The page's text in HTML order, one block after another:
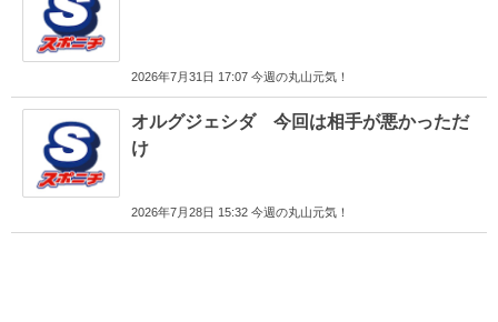
2026年7月31日 17:07 今週の丸山元気！
オルグジェシダ 今回は相手が悪かっただ
け
2026年7月28日 15:32 今週の丸山元気！